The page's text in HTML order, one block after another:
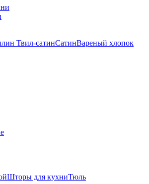
Твил-сатинСатинВареный хлопок
Шторы для кухниТюль